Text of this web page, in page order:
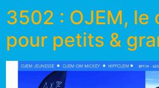
3502 : OJEM,
pour petits &